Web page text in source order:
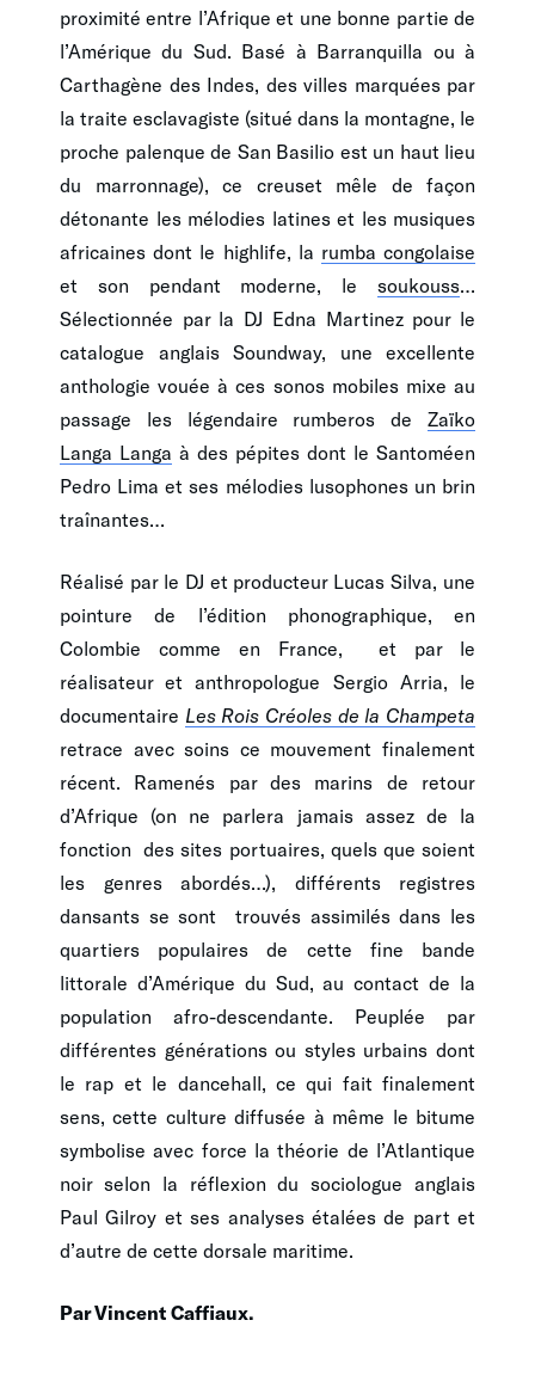
proximité entre l’Afrique et une bonne partie de
l’Amérique du Sud. Basé à Barranquilla ou à
Carthagène des Indes, des villes marquées par
la traite esclavagiste (situé dans la montagne, le
proche palenque de San Basilio est un haut lieu
du marronnage), ce creuset mêle de façon
détonante les mélodies latines et les musiques
africaines dont le highlife, la rumba congolaise
et son pendant moderne, le soukouss
Sélectionnée par la DJ Edna Martinez pour le
catalogue anglais Soundway, une excellente
anthologie vouée à ces sonos mobiles mixe au
passage les légendaire rumberos de Zaïko
Langa Langa à des pépites dont le Santoméen
Pedro Lima et ses mélodies lusophones un brin
traînantes…
Réalisé par le DJ et producteur Lucas Silva, une
pointure de l’édition phonographique, en
Colombie comme en France, et par le
réalisateur et anthropologue Sergio Arria, le
documentaire Les Rois Créoles de la Champeta
retrace avec soins ce mouvement finalement
récent. Ramenés par des marins de retour
d’Afrique (on ne parlera jamais assez de la
fonction des sites portuaires, quels que soient
les genres abordés…), différents registres
dansants se sont trouvés assimilés dans les
quartiers populaires de cette fine bande
littorale d’Amérique du Sud, au contact de la
population afro-descendante. Peuplée par
différentes générations ou styles urbains dont
le rap et le dancehall, ce qui fait finalement
sens, cette culture diffusée à même le bitume
symbolise avec force la théorie de l’Atlantique
noir selon la réflexion du sociologue anglais
Paul Gilroy et ses analyses étalées de part et
d’autre de cette dorsale maritime.
Par Vincent Caffiaux.